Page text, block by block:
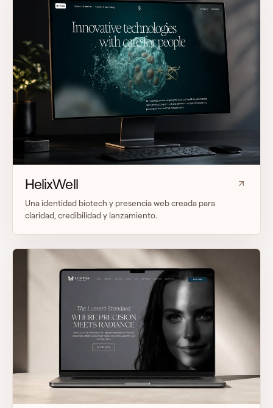
HelixWell
Una identidad biotech y presencia web creada para
claridad, credibilidad y lanzamiento.